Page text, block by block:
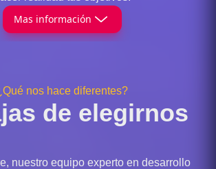
Mas información
nos hace diferentes?
de elegirnos
nuestro equipo experto en desarrollo